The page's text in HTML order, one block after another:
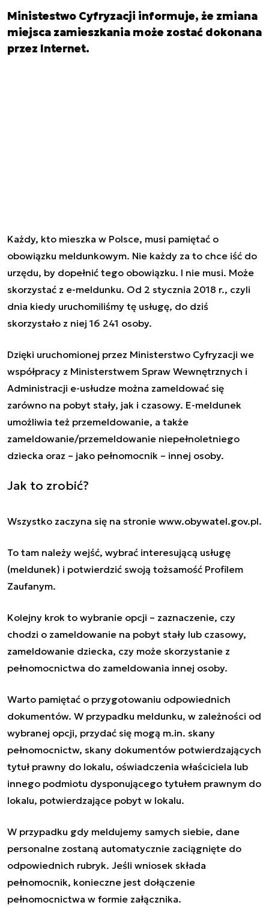
Ministestwo Cyfryzacji informuje, że zmiana
miejsca zamieszkania może zostać dokonana
przez Internet.
Każdy, kto mieszka w Polsce, musi pamiętać o
obowiązku meldunkowym. Nie każdy za to chce iść do
urzędu, by dopełnić tego obowiązku. I nie musi. Może
skorzystać z e-meldunku. Od 2 stycznia 2018 r., czyli
dnia kiedy uruchomiliśmy tę usługę, do dziś
skorzystało z niej 16 241 osoby.
Dzięki uruchomionej przez Ministerstwo Cyfryzacji we
współpracy z Ministerstwem Spraw Wewnętrznych i
Administracji e-usłudze można zameldować się
zarówno na pobyt stały, jak i czasowy. E-meldunek
umożliwia też przemeldowanie, a także
zameldowanie/przemeldowanie niepełnoletniego
dziecka oraz – jako pełnomocnik – innej osoby.
Jak to zrobić?
Wszystko zaczyna się na stronie www.obywatel.gov.pl.
To tam należy wejść, wybrać interesującą usługę
(meldunek) i potwierdzić swoją tożsamość Profilem
Zaufanym.
Kolejny krok to wybranie opcji – zaznaczenie, czy
chodzi o zameldowanie na pobyt stały lub czasowy,
zameldowanie dziecka, czy może skorzystanie z
pełnomocnictwa do zameldowania innej osoby.
Warto pamiętać o przygotowaniu odpowiednich
dokumentów. W przypadku meldunku, w zależności od
wybranej opcji, przydać się mogą m.in. skany
pełnomocnictw, skany dokumentów potwierdzających
tytuł prawny do lokalu, oświadczenia właściciela lub
innego podmiotu dysponującego tytułem prawnym do
lokalu, potwierdzające pobyt w lokalu.
W przypadku gdy meldujemy samych siebie, dane
personalne zostaną automatycznie zaciągnięte do
odpowiednich rubryk. Jeśli wniosek składa
pełnomocnik, konieczne jest dołączenie
pełnomocnictwa w formie załącznika.